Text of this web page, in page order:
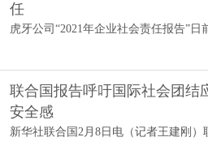
任
虎牙公司“2021年企业社会责任报告”日
联合国报告呼吁国际社会团结
安全感
新华社联合国2月8日电（记者王建刚）